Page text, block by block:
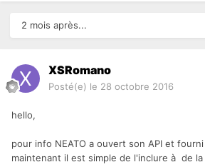
2 mois après...
XSRomano
Posté(e) le 28 octobre 2016
hello,
pour info NEATO a ouvert son API et
maintenant il est simple de l'inclure à de